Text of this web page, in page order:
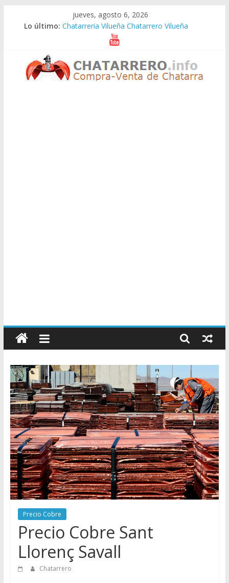
jueves, agosto 6, 2026
Lo último: Chatarreria Vilueña Chatarrero Vilueña
Chatarreria Zuera Chatarrero Zuera
Chatarreria Zaragoza Chatarrero Zaragoza
Chatarreria Zaida Chatarrero Zaida
Chatarreria Vistabella Chatarrero Vistabella
Chatarreros
–
Precio
de
Chatarra
Directorio
de
Chatarreros
vender
Chatarra
Precio Cobre
Precio Cobre Sant
Llorenç Savall
Chatarrero